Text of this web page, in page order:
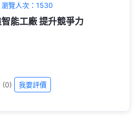
瀏覽人次：1530
能工廠 提升競爭力
(0) 我要評價